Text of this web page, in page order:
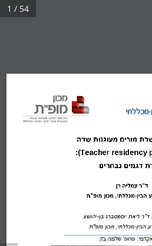
ת מורים מעוגנות שדה
Teacher residency
)
:
דגמים נבחרים
ד"ר עמליה רן
הבין-מכללתי, מכון מופ"ת
ד"ר ליאת יוספסברג בן-יהושע
הבין-מכללתי, מכון מופ"ת
פרופ' שלמה בק
1 / 54